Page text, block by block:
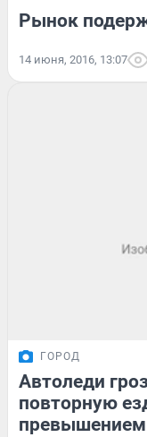
Рынок
14 июня, 2016, 13:07
ГОРОД
Автоледи
повторную
превышением